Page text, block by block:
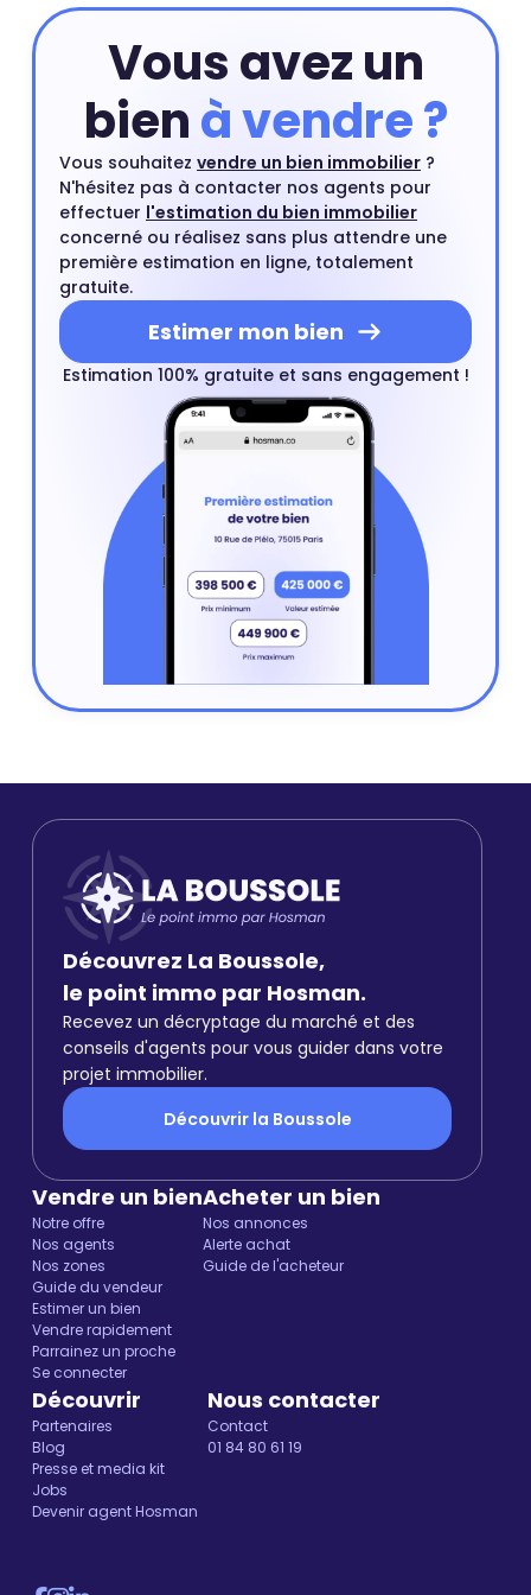
engagement.
Vous avez un
bienà vendre ?
Vous souhaitez vendre un bien immobilier ?
N'hésitez pas à contacter nos agents pour
effectuer l'estimation du bien immobilier
concerné ou réalisez sans plus attendre une
première estimation en ligne, totalement
gratuite.
Estimer mon bien
Estimation 100% gratuite et sans engagement !
Découvrez La Boussole,
le point immo par Hosman.
Recevez un décryptage du marché et des
conseils d'agents pour vous guider dans votre
projet immobilier.
Découvrir la Boussole
Vendre un bien
Notre offre
Nos agents
Nos zones
Guide du vendeur
Estimer un bien
Vendre rapidement
Parrainez un proche
Se connecter
Acheter un bien
Nos annonces
Alerte achat
Guide de l'acheteur
Découvrir
Partenaires
Blog
Presse et media kit
Jobs
Devenir agent Hosman
Nous contacter
Contact
01 84 80 61 19